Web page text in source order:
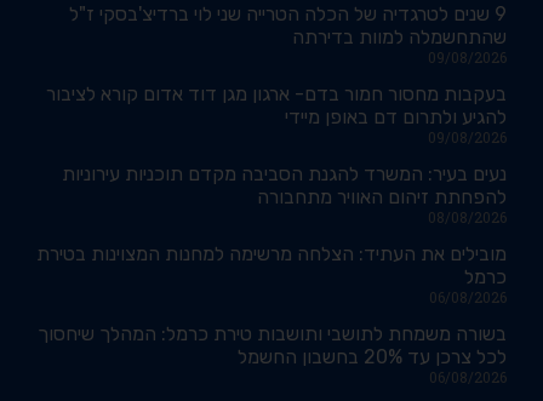
9 שנים לטרגדיה של הכלה הטרייה שני לוי ברדיצ'בסקי ז"ל
שהתחשמלה למוות בדירתה
09/08/2026
בעקבות מחסור חמור בדם- ארגון מגן דוד אדום קורא לציבור
להגיע ולתרום דם באופן מיידי
09/08/2026
נעים בעיר: המשרד להגנת הסביבה מקדם תוכניות עירוניות
להפחתת זיהום האוויר מתחבורה
08/08/2026
מובילים את העתיד: הצלחה מרשימה למחנות המצוינות בטירת
כרמל
06/08/2026
בשורה משמחת לתושבי ותושבות טירת כרמל: המהלך שיחסוך
לכל צרכן עד 20% בחשבון החשמל
06/08/2026